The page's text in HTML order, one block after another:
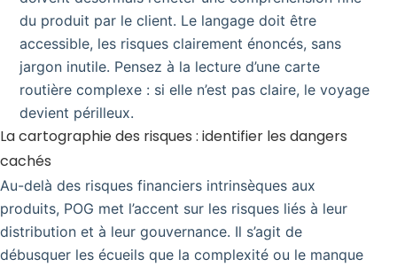
du produit par le client. Le langage doit être
accessible, les risques clairement énoncés, sans
jargon inutile. Pensez à la lecture d’une carte
routière complexe : si elle n’est pas claire, le voyage
devient périlleux.
La cartographie des risques : identifier les dangers
cachés
Au-delà des risques financiers intrinsèques aux
produits, POG met l’accent sur les risques liés à leur
distribution et à leur gouvernance. Il s’agit de
débusquer les écueils que la complexité ou le manque